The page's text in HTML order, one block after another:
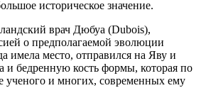
историческое значение.
врач Дюбуа (Dubois),
о предполагаемой эволюции
имела место, отправился на Яву и
и бедренную кость формы, которая по
и многих, современных ему